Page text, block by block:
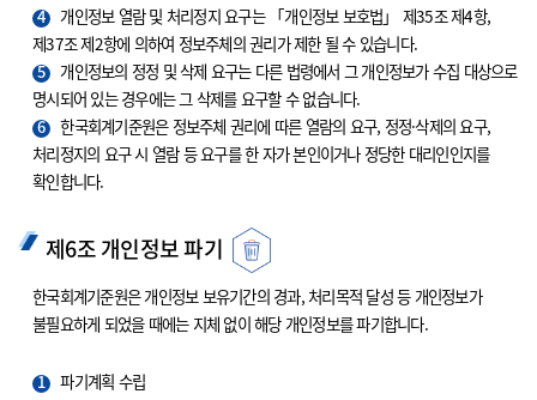
4
개인정보 열람 및 처리정지 요구는 「개인정보 보호법」 제35조 제4항,
제37조 제2항에 의하여 정보주체의 권리가 제한 될 수 있습니다.
5
개인정보의 정정 및 삭제 요구는 다른 법령에서 그 개인정보가 수집 대상으로
명시되어 있는 경우에는 그 삭제를 요구할 수 없습니다.
6
한국회계기준원은 정보주체 권리에 따른 열람의 요구, 정정·삭제의 요구,
처리정지의 요구 시 열람 등 요구를 한 자가 본인이거나 정당한 대리인인지를
확인합니다.
제6조 개인정보 파기
한국회계기준원은 개인정보 보유기간의 경과, 처리목적 달성 등 개인정보가
불필요하게 되었을 때에는 지체 없이 해당 개인정보를 파기합니다.
1
파기계획 수립